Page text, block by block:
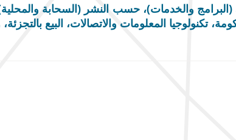
والخدمات)، حسب النشر (السحابة